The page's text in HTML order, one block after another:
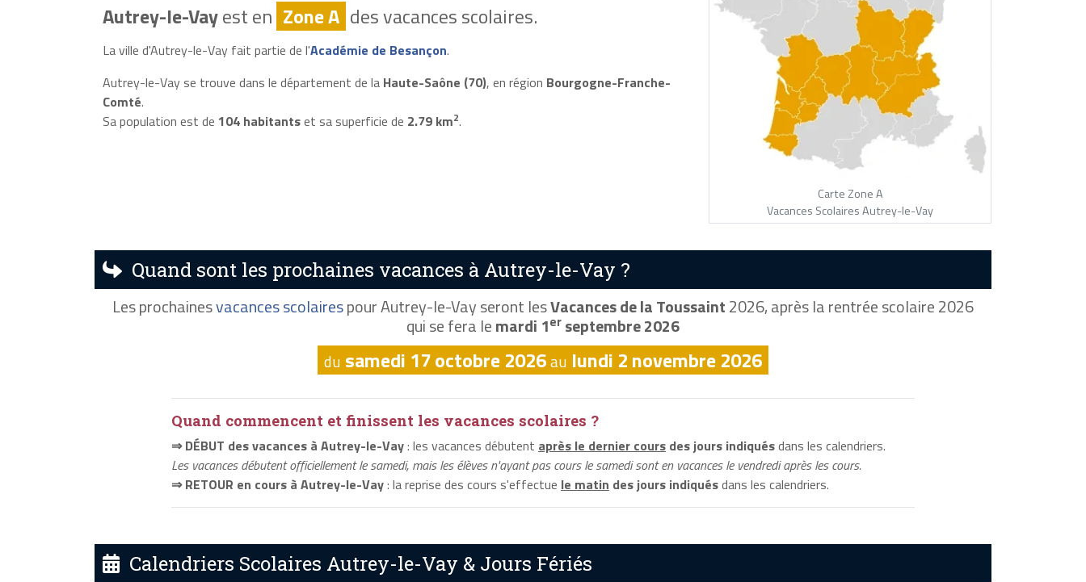
Autrey-le-Vayest en Zone A des vacances scolaires.
La ville d'Autrey-le-Vay fait partie de l'Académie de Besançon.
Autrey-le-Vay se trouve dans le département de la Haute-Saône (70), en région Bourgogne-Franche-
Comté.
Sa population est de 104 habitantset sa superficie de 2.79 km2.
Carte Zone A
Vacances Scolaires Autrey-le-Vay
Quand sont les prochaines vacances à Autrey-le-Vay ?
Les prochainesvacances scolairespour Autrey-le-Vay seront lesVacances de la Toussaint2026, après la rentrée scolaire 2026
qui se fera lemardi 1er septembre 2026
du samedi 17 octobre 2026au lundi 2 novembre 2026
Quand commencent et finissent les vacances scolaires ?
⇒ DÉBUT des vacances à Autrey-le-Vay: les vacances débutent après le dernier cours des jours indiquésdans les calendriers.
Les vacances débutent officiellement le samedi, mais les élèves n'ayant pas cours le samedi sont en vacances le vendredi après les cours.
⇒ RETOUR en cours à Autrey-le-Vay: la reprise des cours s'effectue le matin des jours indiquésdans les calendriers.
Calendriers Scolaires Autrey-le-Vay & Jours Fériés